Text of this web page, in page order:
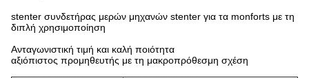
stenter συνδετήρας μερών μηχανών stenter για τα monforts με τη
διπλή χρησιμοποίηση
Ανταγωνιστική τιμή και καλή ποιότητα
αξιόπιστος προμηθευτής με τη μακροπρόθεσμη σχέση